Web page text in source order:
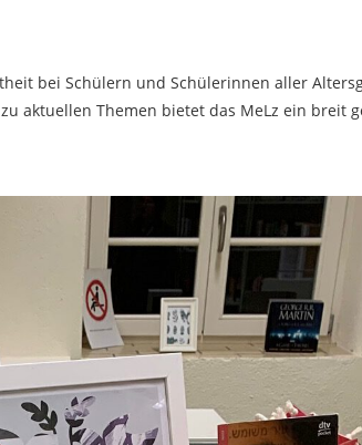
bei Schülern und Schülerinnen aller
aktuellen Themen bietet das MeLz ein breit